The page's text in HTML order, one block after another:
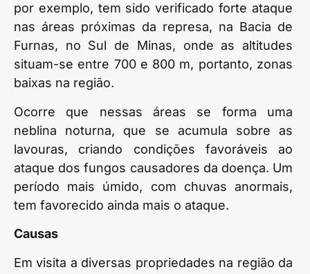
por exemplo, tem sido verificado forte ataque
nas áreas próximas da represa, na Bacia de
Furnas, no Sul de Minas, onde as altitudes
situam-se entre 700 e 800 m, portanto, zonas
baixas na região.
Ocorre que nessas áreas se forma uma
neblina noturna, que se acumula sobre as
lavouras, criando condições favoráveis ao
ataque dos fungos causadores da doença. Um
período mais úmido, com chuvas anormais,
tem favorecido ainda mais o ataque.
Causas
Em visita a diversas propriedades na região da